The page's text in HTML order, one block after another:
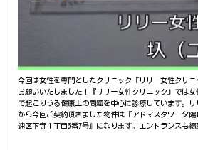
自分で店をするならどんな名前にしたい？っと聞かれ
たのが由来ですね。（笑）』住居『直感的に決められた
ごく素敵です。』【アパレル業ならではの大変さ、や
は、やっぱりお金のやりくりが大変ですね。』『仕入れ
なければいけませんし、それが売れ残ったら次の仕入れ
れ！っといった事は考えた事はないですね、（笑）』『
づきたい人、憧れの人と一緒に仕事できる。ですかね。
尊敬があると思います。私にとってそれはデザイナーさ
で、その方と一緒にお仕事できるというのはすごく感
では無く、カバンや帽子等の小物も多く取り揃えていま
しの際は是非お立ち寄りください！ 【物件について】
今回は女性を専門としたクリニック『リリー女性クリ
お願いいたしました！『リリー女性クリニック』では
で起こりうる健康上の問題を中心に診療しています。リ
から今回ご契約頂きました物件は『アドマスタワー夕
速区下寺１丁目6番7号』になります。エントランスも
す！ 【院内の内装について】 圦先生『女性が訪れや